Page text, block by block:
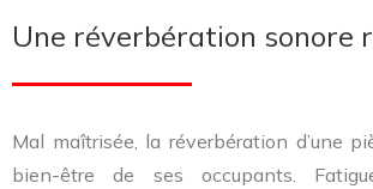
Une réverbération sonore
Mal maîtrisée, la réverbération d’une
bien-être de ses occupants.